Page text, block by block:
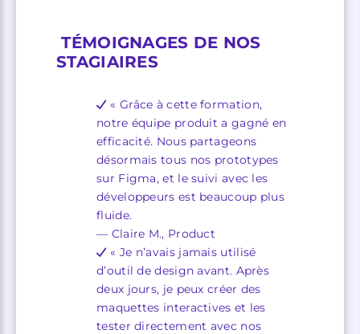
TÉMOIGNAGES DE NOS
STAGIAIRES
« Grâce à cette formation,
notre équipe produit a gagné en
efficacité. Nous partageons
désormais tous nos prototypes
sur Figma, et le suivi avec les
développeurs est beaucoup plus
fluide.
— Claire M., Product
« Je n’avais jamais utilisé
d’outil de design avant. Après
deux jours, je peux créer des
maquettes interactives et les
tester directement avec nos